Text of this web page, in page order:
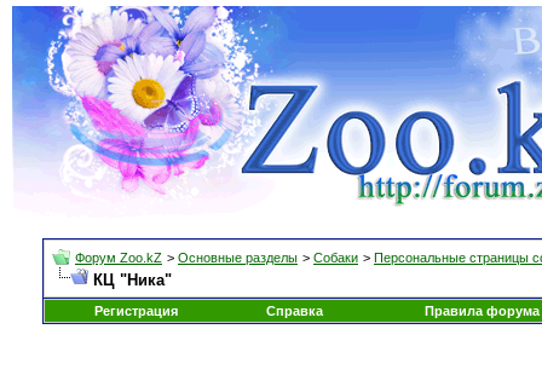
Форум Zoo.kZ > Основные разделы > Собаки > Персональные страницы
КЦ "Ника"
Регистрация Справка Правила форума